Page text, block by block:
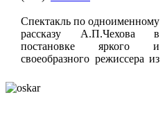
Спектакль по одноименному
рассказу А.П.Чехова в
постановке яркого и
своеобразного режиссера из